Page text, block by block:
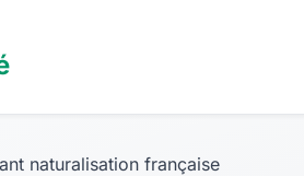
naturalisation française